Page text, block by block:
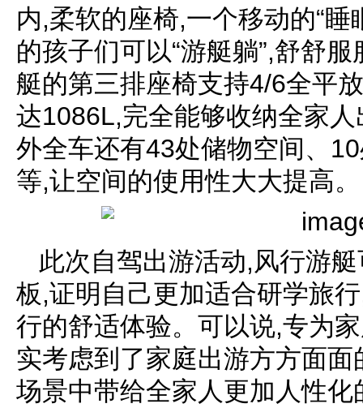
内,柔软的座椅,一个移动的“
的孩子们可以“游艇躺”,舒舒
艇的第三排座椅支持4/6全平
达1086L,完全能够收纳全家
外全车还有43处储物空间、
等,让空间的使用性大大提高。
此次自驾出游活动,风行游
板,证明自己更加适合研学旅
行的舒适体验。可以说,专为
实考虑到了家庭出游方方面
场景中带给全家人更加人性